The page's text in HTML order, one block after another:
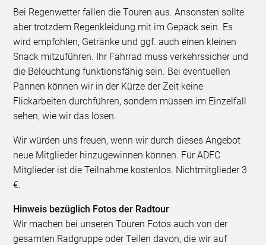
Bei Regenwetter fallen die Touren aus. Ansonsten sollte
aber trotzdem Regenkleidung mit im Gepäck sein. Es
wird empfohlen, Getränke und ggf. auch einen kleinen
Snack mitzuführen. Ihr Fahrrad muss verkehrssicher und
die Beleuchtung funktionsfähig sein. Bei eventuellen
Pannen können wir in der Kürze der Zeit keine
Flickarbeiten durchführen, sondern müssen im Einzelfall
sehen, wie wir das lösen.
Wir würden uns freuen, wenn wir durch dieses Angebot
neue Mitglieder hinzugewinnen können. Für ADFC
Mitglieder ist die Teilnahme kostenlos. Nichtmitglieder 3
€.
Hinweis bezüglich Fotos der Radtour:
Wir machen bei unseren Touren Fotos auch von der
gesamten Radgruppe oder Teilen davon, die wir auf